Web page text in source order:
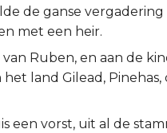
de ganse
met een heir.
Ruben, en aan de
land Gilead, Pinehas,
een vorst, uit al de